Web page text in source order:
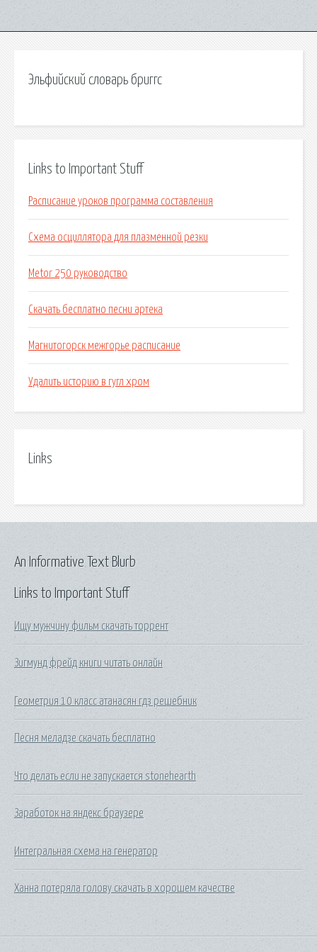
Эльфийский словарь бриггс
Links to Important Stuff
Расписание уроков программа составления
Схема осциллятора для плазменной резки
Metor 250 руководство
Скачать бесплатно песни артека
Магнитогорск межгорье расписание
Удалить историю в гугл хром
Links
Links to Important Stuff
Ищу мужчину фильм скачать торрент
Зигмунд фрейд книги читать онлайн
Геометрия 10 класс атанасян гдз решебник
Песня меладзе скачать бесплатно
Что делать если не запускается stonehearth
Заработок на яндекс браузере
Интегральная схема на генератор
Ханна потеряла голову скачать в хорошем качестве
An Informative Text Blurb